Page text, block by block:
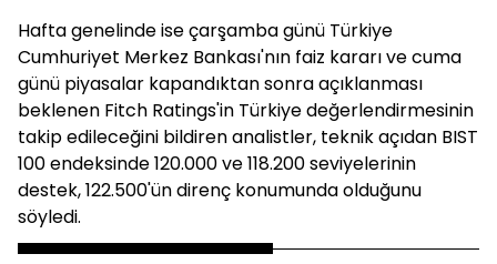
Hafta genelinde ise çarşamba günü Türkiye
Cumhuriyet Merkez Bankası'nın faiz kararı ve cuma
günü piyasalar kapandıktan sonra açıklanması
beklenen Fitch Ratings'in Türkiye değerlendirmesinin
takip edileceğini bildiren analistler, teknik açıdan BIST
100 endeksinde 120.000 ve 118.200 seviyelerinin
destek, 122.500'ün direnç konumunda olduğunu
söyledi.